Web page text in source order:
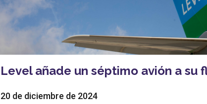
Level añade un séptimo avión a su
20 de diciembre de 2024